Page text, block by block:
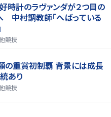
時計のラヴァンダが２つ目の
中村調教師「へばっている
競技
の重賞初制覇 背景には成長
あり
競技